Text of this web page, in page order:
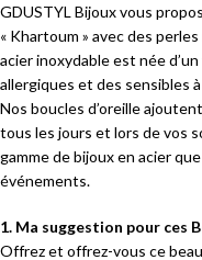
GDUSTYL Bijoux vous
« Khartoum » avec des
acier inoxydable est née
allergiques et des sensibles
Nos boucles d’oreille
tous les jours et lors de vos
gamme de bijoux en acier
événements.
1. Ma suggestion pour ces
Offrez et offrez-vous ce